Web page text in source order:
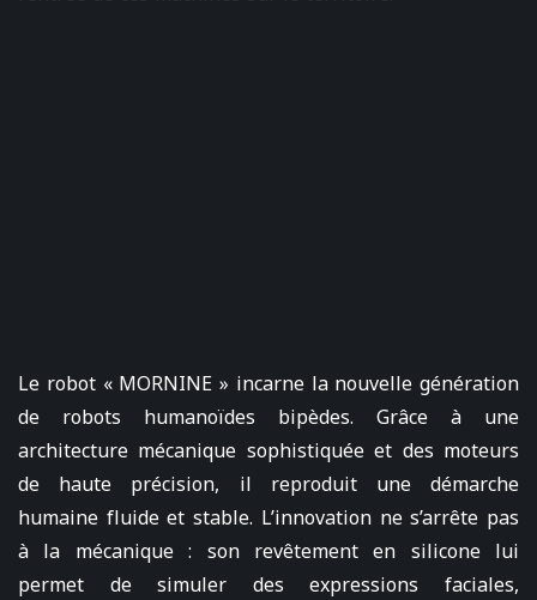
Le robot « MORNINE » incarne la nouvelle génération
de robots humanoïdes bipèdes. Grâce à une
architecture mécanique sophistiquée et des moteurs
de haute précision, il reproduit une démarche
humaine fluide et stable. L’innovation ne s’arrête pas
à la mécanique : son revêtement en silicone lui
permet de simuler des expressions faciales,